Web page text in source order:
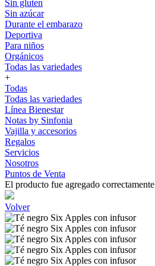
Sin gluten
Sin azúcar
Durante el embarazo
Deportiva
Para niños
Orgánicos
Todas las variedades
+
Todas
Todas las variedades
Línea Bienestar
Notas by Sinfonia
Vajilla y accesorios
Regalos
Servicios
Nosotros
Puntos de Venta
El producto fue agregado correctamente
Volver